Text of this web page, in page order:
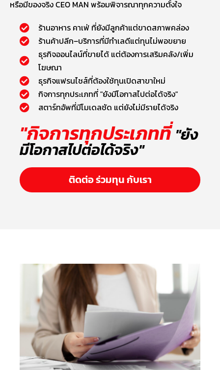
หรือมีของจริง CEO MAN พร้อมพิจารณาทุกความตั้งใจ
ร้านอาหาร คาเฟ่ ที่ยังมีลูกค้าแต่ขาดสภาพคล่อง
ร้านค้าปลีก–บริการที่มีทำเลดีแต่ทุนไม่พอขยาย
ธุรกิจออนไลน์ที่ขายได้ แต่ต้องการเสริมคลัง/เพิ่ม
โฆษณา
ธุรกิจแฟรนไชส์ที่ต้องใช้ทุนเปิดสาขาใหม่
กิจการทุกประเภทที่ "ยังมีโอกาสไปต่อได้จริง"
สตาร์ทอัพที่มีโมเดลชัด แต่ยังไม่มีรายได้จริง
"กิจการทุกประเภทที่"ยัง
มีโอกาสไปต่อได้จริง"
ติดต่อ ร่วมทุน กับเรา